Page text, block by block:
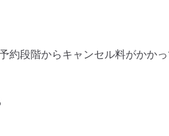
約段階からキャンセル料がかかっ